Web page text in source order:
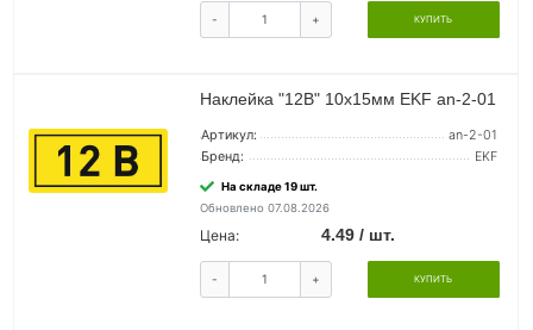
- + КУПИТЬ
Наклейка "12В" 10х15мм EKF an-2-01
Артикул:
an-2-01
Бренд:
EKF
На складе 19 шт.
Обновлено 07.08.2026
Цена: 4.49 / шт.
- + КУПИТЬ